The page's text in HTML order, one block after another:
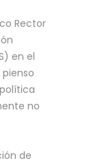
Rector
en el
pienso
no
de